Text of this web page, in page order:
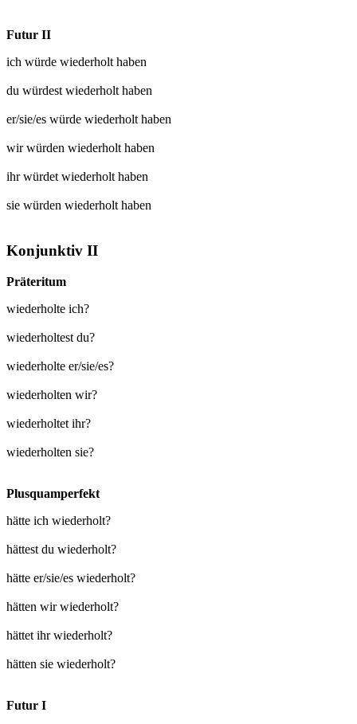
Futur II
ich würde wiederholthaben
du würdestwiederholthaben
er/sie/es würde wiederholthaben
wir würden wiederholthaben
ihr würdetwiederholthaben
sie würden wiederholthaben
Konjunktiv II
Präteritum
wiederholte ich?
wiederholtest du?
wiederholte er/sie/es?
wiederholten wir?
wiederholtet ihr?
wiederholten sie?
Plusquamperfekt
hätte ich wiederholt?
hättest du wiederholt?
hätte er/sie/es wiederholt?
hätten wir wiederholt?
hättet ihr wiederholt?
hätten sie wiederholt?
Futur I